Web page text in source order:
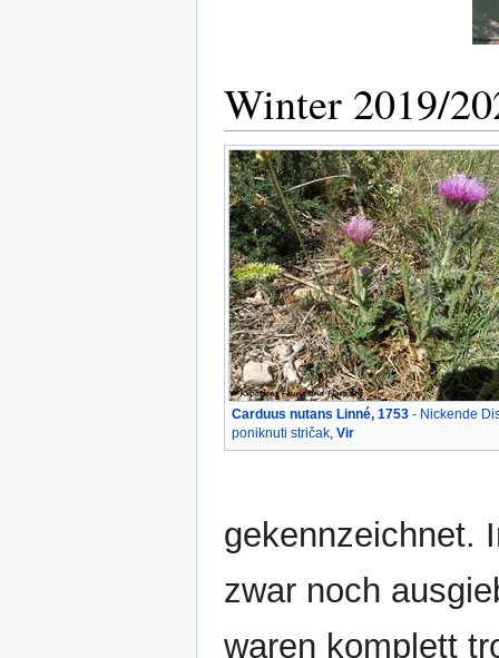
Winter 2019/
Carduus nutans Linné, 1753 - Nickende
poniknuti stričak, Vir
gekennzeichnet.
zwar noch
waren komplett